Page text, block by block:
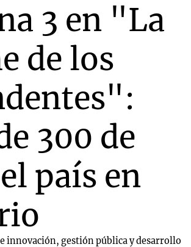
3 en "La
de los
300 de
país en
innovación, gestión pública y desarrollo